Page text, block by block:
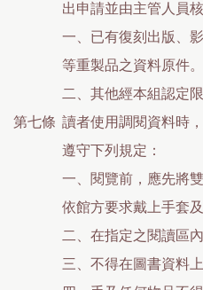
出申請並由主管人員核
一、已有復刻出版、
等重製品之資料原件。
二、其他經本組認定
第七條 讀者使用調閱資料時
遵守下列規定：
一、閱覽前，應先將
依館方要求戴上手套及
二、在指定之閱讀區
三、不得在圖書資料